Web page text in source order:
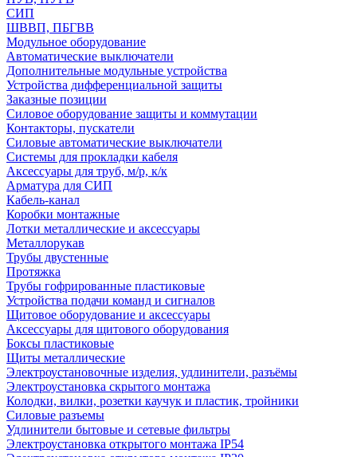
СИП
ШВВП, ПБГВВ
Модульное оборудование
Автоматические выключатели
Дополнительные модульные устройства
Устройства дифференциальной защиты
Заказные позиции
Силовое оборудование защиты и коммутации
Контакторы, пускатели
Силовые автоматические выключатели
Системы для прокладки кабеля
Аксессуары для труб, м/р, к/к
Арматура для СИП
Кабель-канал
Коробки монтажные
Лотки металлические и аксессуары
Металлорукав
Трубы двустенные
Протяжка
Трубы гофрированные пластиковые
Устройства подачи команд и сигналов
Щитовое оборудование и аксессуары
Аксессуары для щитового оборудования
Боксы пластиковые
Щиты металлические
Электроустановочные изделия, удлинители, разъёмы
Электроустановка скрытого монтажа
Колодки, вилки, розетки каучук и пластик, тройники
Силовые разъемы
Удлинители бытовые и сетевые фильтры
Электроустановка открытого монтажа IP54